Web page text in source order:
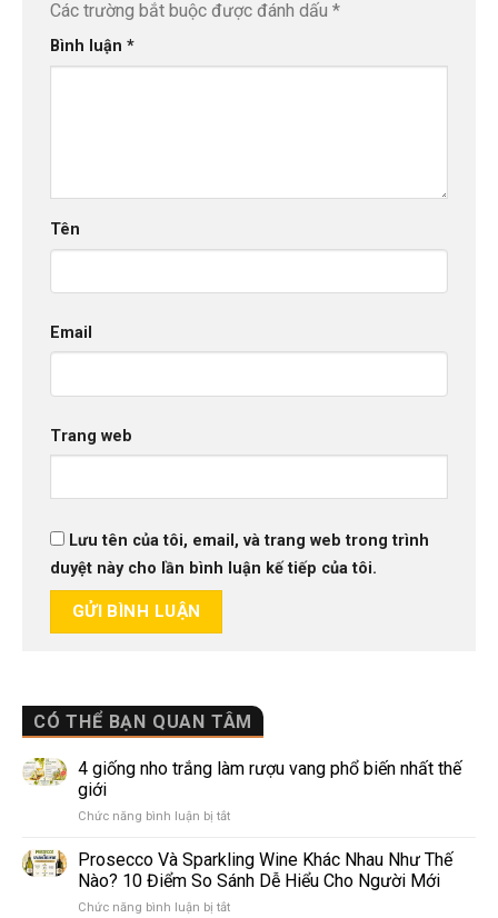
CÓ THỂ BẠN QUAN TÂM
4 giống nho trắng làm rượu vang phổ biến nhất thế
giới
Chức năng bình luận bị tắtở
giống
nho
trắng
làm
Prosecco Và Sparkling Wine Khác Nhau Như Thế
Nào? 10 Điểm So Sánh Dễ Hiểu Cho Người Mới
Chức năng bình luận bị tắtở
Các trường bắt buộc được đánh dấu *
Bình luận *
Tên
Email
Trang web
Lưu tên của tôi, email, và trang web trong trình
duyệt này cho lần bình luận kế tiếp của tôi.